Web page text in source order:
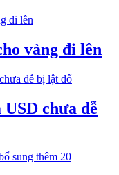
vàng đi lên
chưa dễ